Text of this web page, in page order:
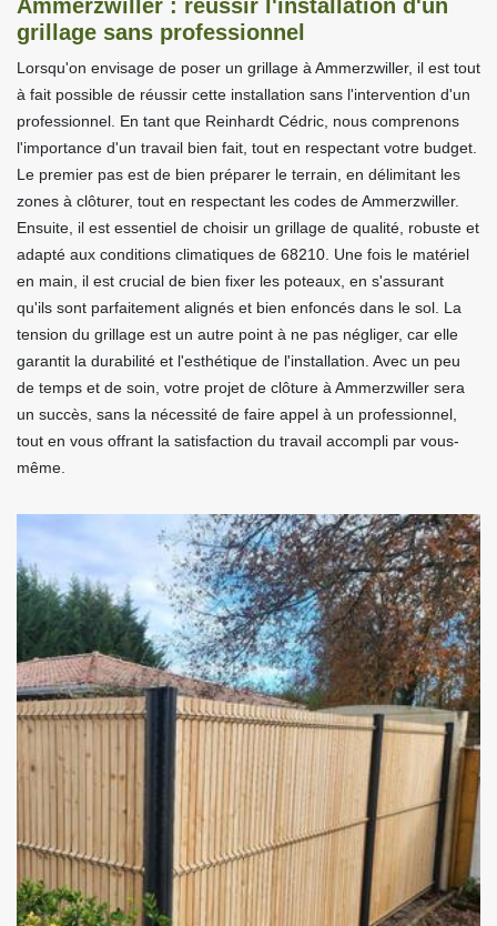
Ammerzwiller : réussir l'installation d'un
grillage sans professionnel
Lorsqu'on envisage de poser un grillage à Ammerzwiller, il est tout
à fait possible de réussir cette installation sans l'intervention d'un
professionnel. En tant que Reinhardt Cédric, nous comprenons
l'importance d'un travail bien fait, tout en respectant votre budget.
Le premier pas est de bien préparer le terrain, en délimitant les
zones à clôturer, tout en respectant les codes de Ammerzwiller.
Ensuite, il est essentiel de choisir un grillage de qualité, robuste et
adapté aux conditions climatiques de 68210. Une fois le matériel
en main, il est crucial de bien fixer les poteaux, en s'assurant
qu'ils sont parfaitement alignés et bien enfoncés dans le sol. La
tension du grillage est un autre point à ne pas négliger, car elle
garantit la durabilité et l'esthétique de l'installation. Avec un peu
de temps et de soin, votre projet de clôture à Ammerzwiller sera
un succès, sans la nécessité de faire appel à un professionnel,
tout en vous offrant la satisfaction du travail accompli par vous-
même.